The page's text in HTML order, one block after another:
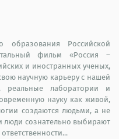
Российской
фильм «Россия –
и иностранных ученых,
научную карьеру с нашей
реальные лаборатории и
науку как живой,
создаются людьми, а не
сознательно выбирают